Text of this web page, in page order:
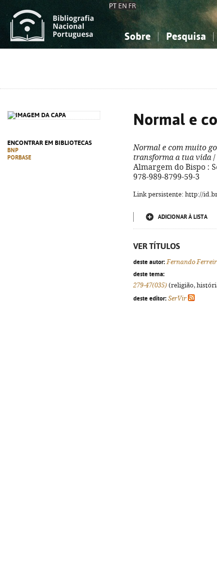
PT EN FR
Sobre Pesquisa
ENCONTRAR EM BIBLIOTECAS
BNP
PORBASE
Normal e
Normal e com muito
transforma a tua vida /
Almargem do Bispo :
978-989-8799-59-3
Link persistente: http://
ADICIONAR À LISTA
VER TÍTULOS
deste autor: Fernando
deste tema:
279-47(035) (religião,
deste editor: SerVir